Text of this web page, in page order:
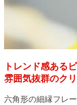
トレンド感ある
雰囲気抜群のク
六角形の細縁フレ